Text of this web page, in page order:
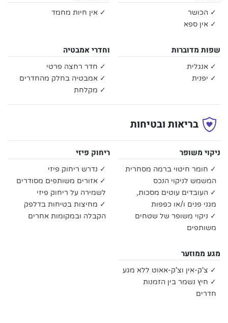
✓ הכושר
✓ אין ספא
✓ אין חיות מחמד
שפות מדוברות
✓ אנגלית
✓ יפנית
וחדרי אמבטיה
✓ חדר רחצה פרטי
✓ אמבטיה בחלק מהחדרים
✓ מקלחת
בריאות ובטיחות
ניקוי משופר
✓ חומר חיטוי ברמה מסחרית
המשמש לניקוי הנכס
✓ העובדים עוטים מסכות,
מגני פנים ו/או כפפות
✓ ניקוי משופר של שטחים
משותפים
ריחוק פיזי
✓ נדרש ריחוק פיזי
✓ אזורים משותפים מסודרים
לשמירה על ריחוק פיזי
✓ מחיצות בטיחות בדלפק
הקבלה ובמקומות אחרים
מגע ממוזער
✓ צ'ק-אין וצ'ק-אאוט ללא מגע
✓ חיץ נשמר בין הזמנות
חדרים